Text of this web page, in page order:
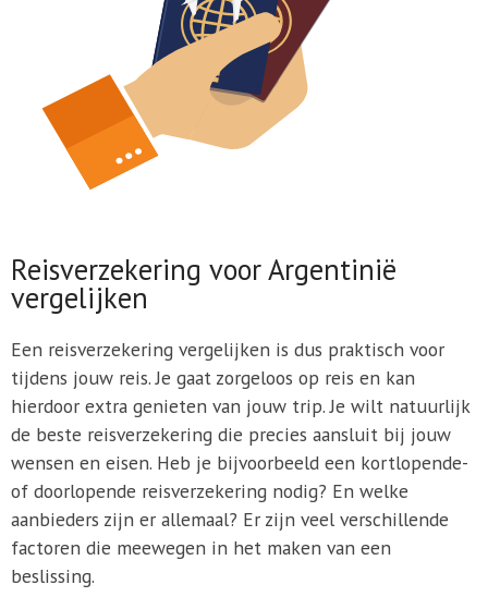
Reisverzekering voor Argentinië
vergelijken
Een reisverzekering vergelijken is dus praktisch voor
tijdens jouw reis. Je gaat zorgeloos op reis en kan
hierdoor extra genieten van jouw trip. Je wilt natuurlijk
de beste reisverzekering die precies aansluit bij jouw
wensen en eisen. Heb je bijvoorbeeld een kortlopende-
of doorlopende reisverzekering nodig? En welke
aanbieders zijn er allemaal? Er zijn veel verschillende
factoren die meewegen in het maken van een
beslissing.